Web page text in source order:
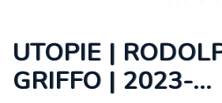
UTOPIE |
GRIFFO | 2023-...